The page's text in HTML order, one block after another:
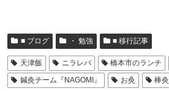
■ ブログ ・ 勉強 ■ 移行記事
天津飯 ニラレバ 橋本市のランチ
鍼灸チーム『NAGOMI』
お灸 棒灸